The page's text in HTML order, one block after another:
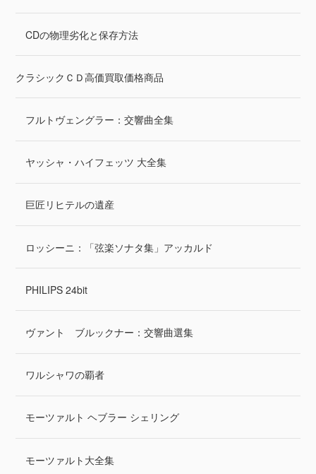
CDの物理劣化と保存方法
クラシックＣＤ高価買取価格商品
フルトヴェングラー：交響曲全集
ヤッシャ・ハイフェッツ 大全集
巨匠リヒテルの遺産
ロッシーニ：「弦楽ソナタ集」アッカルド
PHILIPS 24bit
ヴァント ブルックナー：交響曲選集
ワルシャワの覇者
モーツァルト ヘブラー シェリング
モーツァルト大全集